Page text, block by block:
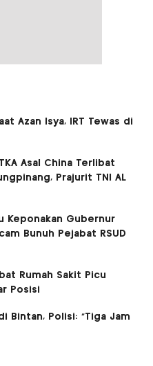
Azan Isya, IRT Tewas di
Asal China Terlibat
Prajurit TNI AL
Keponakan Gubernur
Bunuh Pejabat RSUD
Rumah Sakit Picu
Posisi
Bintan, Polisi: “Tiga Jam